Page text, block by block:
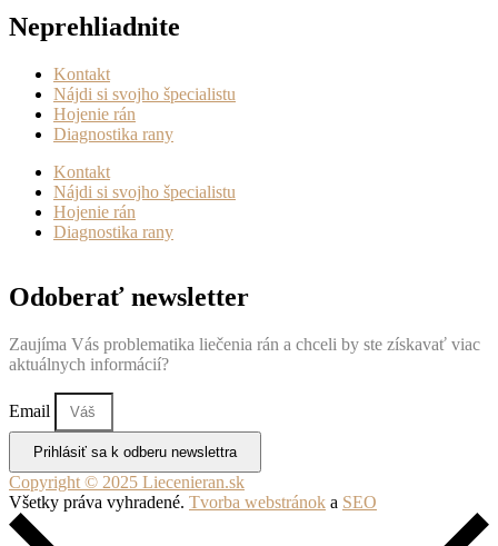
Neprehliadnite
Kontakt
Nájdi si svojho špecialistu
Hojenie rán
Diagnostika rany
Kontakt
Nájdi si svojho špecialistu
Hojenie rán
Diagnostika rany
Odoberať newsletter
Zaujíma Vás problematika liečenia rán a chceli by ste získavať viac
aktuálnych informácií?
Email
Prihlásiť sa k odberu newslettra
Copyright © 2025 Liecenieran.sk
Všetky práva vyhradené. Tvorba webstránok a SEO